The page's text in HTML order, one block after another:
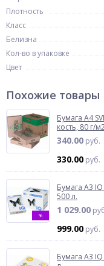
Плотность
Класс
Белизна
Кол-во в упаковке
Цвет
Похожие товары
Бумага A4
кость, 80 г/
340.00 руб.
330.00 руб.
%
Бумага A3
500 л.
1 029.00
999.00 руб.
Бумага A3